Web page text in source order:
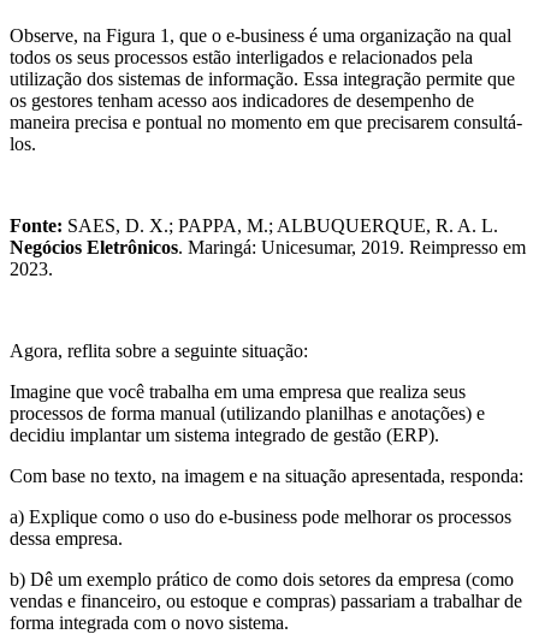
Observe, na Figura 1, que o e-business é uma organização na qual
todos os seus processos estão interligados e relacionados pela
utilização dos sistemas de informação. Essa integração permite que
os gestores tenham acesso aos indicadores de desempenho de
maneira precisa e pontual no momento em que precisarem consultá-
los.
Fonte: SAES, D. X.; PAPPA, M.; ALBUQUERQUE, R. A. L.
Negócios Eletrônicos. Maringá: Unicesumar, 2019. Reimpresso em
2023.
Agora, reflita sobre a seguinte situação:
Imagine que você trabalha em uma empresa que realiza seus
processos de forma manual (utilizando planilhas e anotações) e
decidiu implantar um sistema integrado de gestão (ERP).
Com base no texto, na imagem e na situação apresentada, responda:
a) Explique como o uso do e-business pode melhorar os processos
dessa empresa.
b) Dê um exemplo prático de como dois setores da empresa (como
vendas e financeiro, ou estoque e compras) passariam a trabalhar de
forma integrada com o novo sistema.